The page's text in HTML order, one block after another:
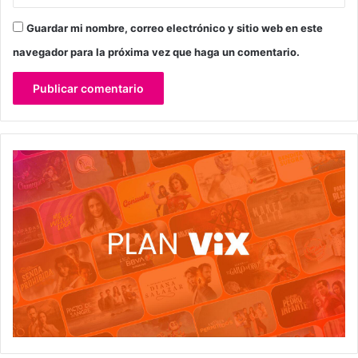
Guardar mi nombre, correo electrónico y sitio web en este
navegador para la próxima vez que haga un comentario.